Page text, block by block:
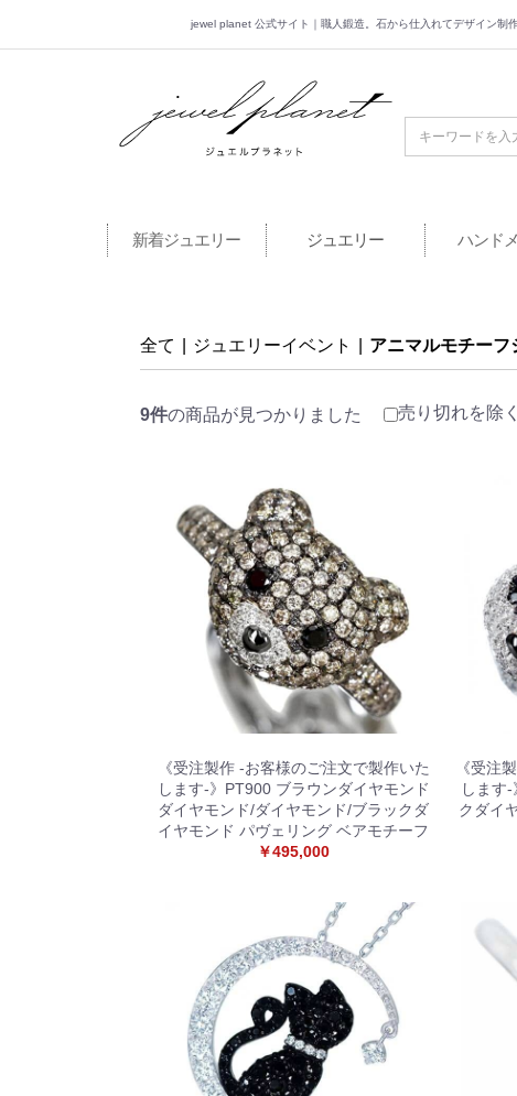
jewel planet 公式サイト｜職人鍛造。石から仕入れてデザイン制
jewel planet 公式サ
新着ジュエリー ジュエリー ハンド
全て ジュエリーイベント アニマルモチーフ
9件の商品が見つかりました 売り切れを除く
《受注製作 -お客様のご注文で製作いた
します-》PT900 ブラウンダイヤモンド
ダイヤモンド/ダイヤモンド/ブラックダ
イヤモンド パヴェリング ベアモチーフ
￥495,000
《受注
します
クダイ